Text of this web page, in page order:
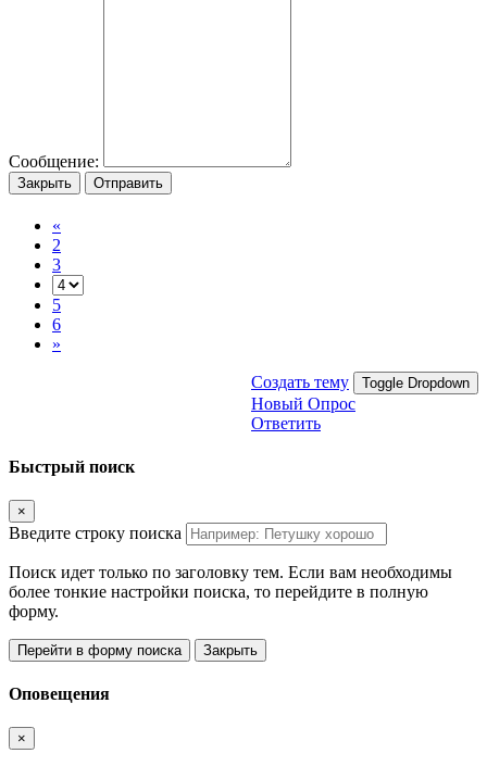
Сообщение:
Закрыть Отправить
«
2
3
5
6
»
Создать тему Toggle Dropdown
Новый Опрос
Ответить
Быстрый поиск
×
Введите строку поиска
Поиск идет только по заголовку тем. Если вам необходимы
более тонкие настройки поиска, то перейдите в полную
форму.
Перейти в форму поиска Закрыть
Оповещения
×